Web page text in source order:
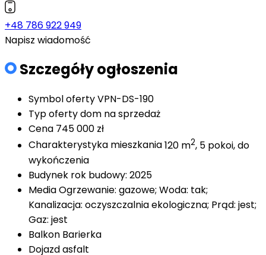
+48 786 922 949
Napisz wiadomość
Szczegóły ogłoszenia
Symbol ofertyVPN-DS-190
Typ ofertydom na sprzedaż
Cena 745 000 zł
Charakterystyka mieszkania120 m2, 5 pokoi, do
wykończenia
Budynek rok budowy: 2025
MediaOgrzewanie: gazowe; Woda: tak;
Kanalizacja: oczyszczalnia ekologiczna; Prąd: jest;
Gaz: jest
Balkon Barierka
Dojazdasfalt